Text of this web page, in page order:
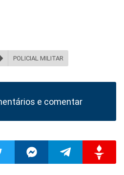
POLICIAL MILITAR
e comentar